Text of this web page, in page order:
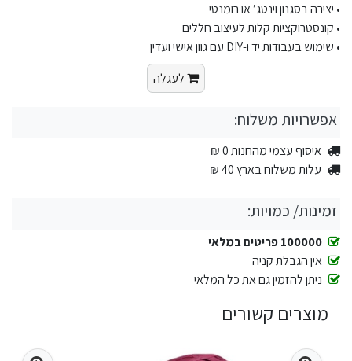
• יצירה בסגנון וינטג’ או רומנטי
• קונסטרוקציות קלות לעיצוב חללים
• שימוש בעבודות יד ו-DIY עם גוון אישי ועדין
לעגלה
אפשרויות משלוח:
איסוף עצמי מהחנות 0 ₪
עלות משלוח בארץ 40 ₪
זמינות/ כמויות:
100000 פריטים במלאי
אין הגבלת קניה
ניתן להזמין גם את כל המלאי
מוצרים קשורים